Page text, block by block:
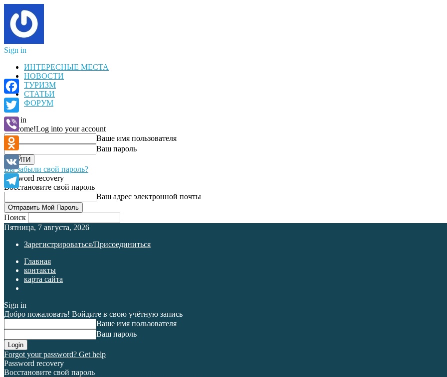
Sign in
ИНТЕРЕСНЫЕ МЕСТА
НОВОСТИ
ТУРИЗМ
СТАТЬИ
ФОРУМ
Sign in
Welcome!Log into your account
Ваше имя пользователя
Ваш пароль
Вы забыли свой пароль?
Password recovery
Восстановите свой пароль
Ваш адрес электронной почты
Поиск
Пятница, 7 августа, 2026
Зарегистрироваться/Присоединиться
Главная
контакты
карта сайта
Sign in
Добро пожаловать! Войдите в свою учётную запись
Ваше имя пользователя
Ваш пароль
Forgot your password? Get help
Password recovery
Восстановите свой пароль
Facebook
Twitter
Viber
Odnoklassniki
VK